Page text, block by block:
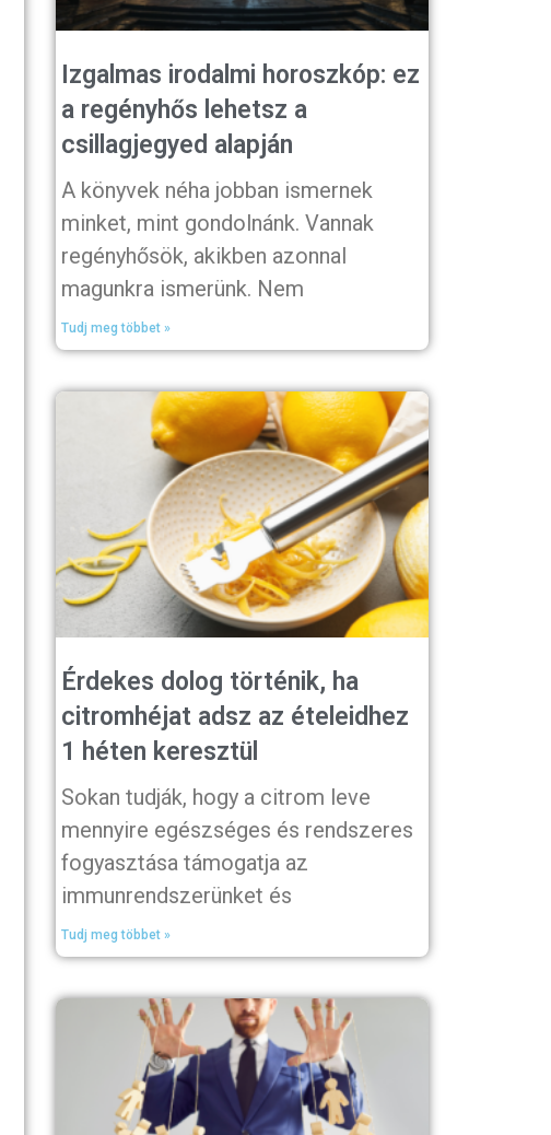
Izgalmas irodalmi horoszkóp: ez
a regényhős lehetsz a
csillagjegyed alapján
A könyvek néha jobban ismernek
minket, mint gondolnánk. Vannak
regényhősök, akikben azonnal
magunkra ismerünk. Nem
Tudj meg többet »
Érdekes dolog történik, ha
citromhéjat adsz az ételeidhez
1 héten keresztül
Sokan tudják, hogy a citrom leve
mennyire egészséges és rendszeres
fogyasztása támogatja az
immunrendszerünket és
Tudj meg többet »